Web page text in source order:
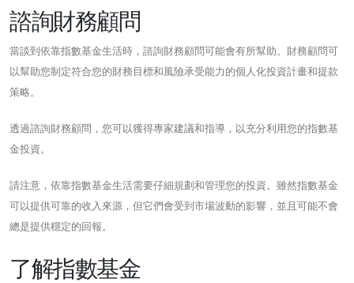
諮詢財務顧問
當談到依靠指數基金生活時，諮詢財務顧問可能會有所幫助。財務顧問可
以幫助您制定符合您的財務目標和風險承受能力的個人化投資計畫和提款
策略。
透過諮詢財務顧問，您可以獲得專家建議和指導，以充分利用您的指數基
金投資。
請注意，依靠指數基金生活需要仔細規劃和管理您的投資。雖然指數基金
可以提供可靠的收入來源，但它們會受到市場波動的影響，並且可能不會
總是提供穩定的回報。
了解指數基金